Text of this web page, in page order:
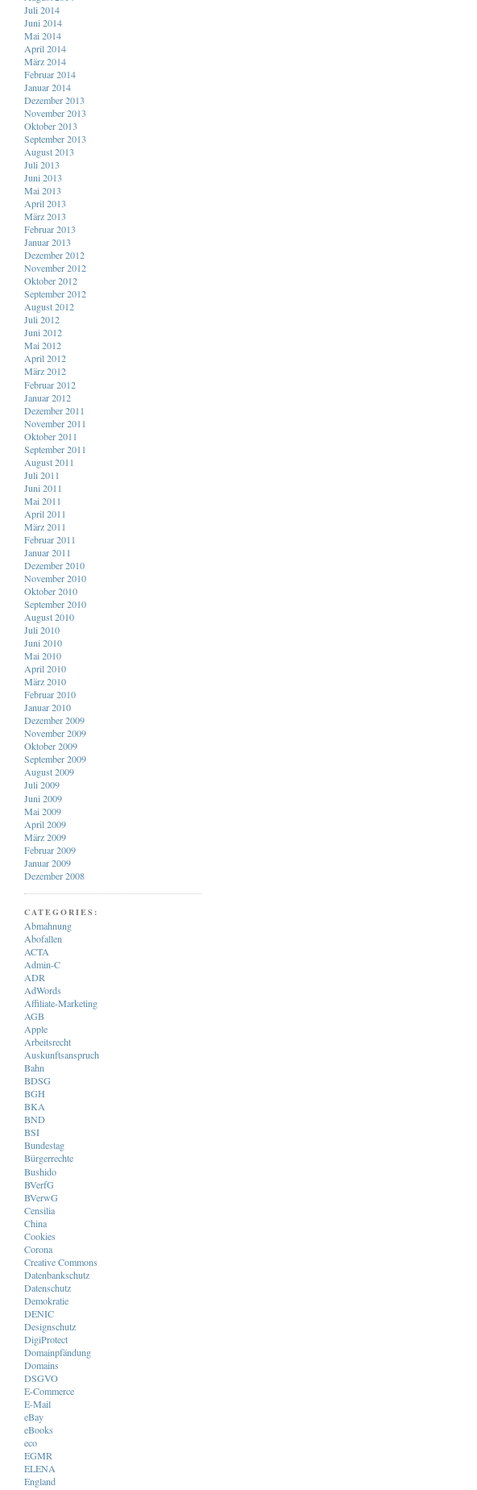
Juli 2014
Juni 2014
Mai 2014
April 2014
März 2014
Februar 2014
Januar 2014
Dezember 2013
November 2013
Oktober 2013
September 2013
August 2013
Juli 2013
Juni 2013
Mai 2013
April 2013
März 2013
Februar 2013
Januar 2013
Dezember 2012
November 2012
Oktober 2012
September 2012
August 2012
Juli 2012
Juni 2012
Mai 2012
April 2012
März 2012
Februar 2012
Januar 2012
Dezember 2011
November 2011
Oktober 2011
September 2011
August 2011
Juli 2011
Juni 2011
Mai 2011
April 2011
März 2011
Februar 2011
Januar 2011
Dezember 2010
November 2010
Oktober 2010
September 2010
August 2010
Juli 2010
Juni 2010
Mai 2010
April 2010
März 2010
Februar 2010
Januar 2010
Dezember 2009
November 2009
Oktober 2009
September 2009
August 2009
Juli 2009
Juni 2009
Mai 2009
April 2009
März 2009
Februar 2009
Januar 2009
Dezember 2008
CATEGORIES:
Abmahnung
Abofallen
ACTA
Admin-C
ADR
AdWords
Affiliate-Marketing
AGB
Apple
Arbeitsrecht
Auskunftsanspruch
Bahn
BDSG
BGH
BKA
BND
BSI
Bundestag
Bürgerrechte
Bushido
BVerfG
BVerwG
Censilia
China
Cookies
Corona
Creative Commons
Datenbankschutz
Datenschutz
Demokratie
DENIC
Designschutz
DigiProtect
Domainpfändung
Domains
DSGVO
E-Commerce
E-Mail
eBay
eBooks
eco
EGMR
ELENA
England